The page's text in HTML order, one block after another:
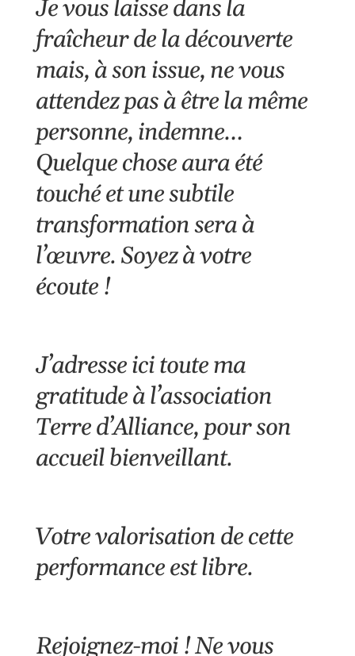
Je vous laisse dans la
fraîcheur de la découverte
mais, à son issue, ne vous
attendez pas à être la même
personne, indemne…
Quelque chose aura été
touché et une subtile
transformation sera à
l’œuvre. Soyez à votre
écoute !
J’adresse ici toute ma
gratitude à l’association
Terre d’Alliance, pour son
accueil bienveillant.
Votre valorisation de cette
performance est libre.
Rejoignez-moi ! Ne vous